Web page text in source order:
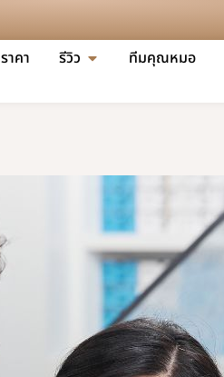
าคา รีวิว ทีมคุณหมอ